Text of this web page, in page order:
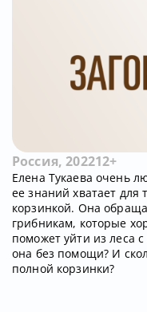
Россия, 202212+
Елена Тукаева очень
ее знаний хватает для
корзинкой. Она
грибникам, которые
поможет уйти из леса
она без помощи? И
полной корзинки?